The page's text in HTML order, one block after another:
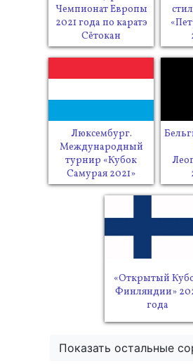
Чемпионат Европы
2021 года по каратэ
Сётокан
Люксембург.
Международный
турнир «Кубок
Самурая 2021»
«Открытый
Финляндии»
года
Показать остальные